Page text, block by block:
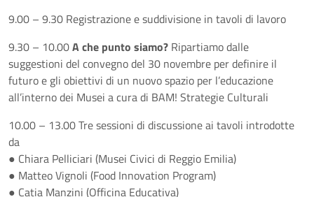
9.00 – 9.30 Registrazione e suddivisione in tavoli di lavoro
9.30 – 10.00A che punto siamo? Ripartiamo dalle
suggestioni del convegno del 30 novembre per definire il
futuro e gli obiettivi di un nuovo spazio per l’educazione
all’interno dei Musei a cura di BAM! Strategie Culturali
10.00 – 13.00 Tre sessioni di discussione ai tavoli introdotte
da
● Chiara Pelliciari (Musei Civici di Reggio Emilia)
● Matteo Vignoli (Food Innovation Program)
● Catia Manzini (Officina Educativa)